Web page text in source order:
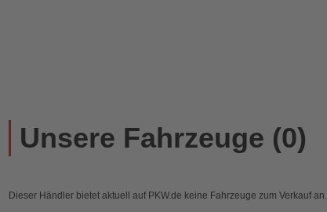
Unsere Fahrzeuge (0)
Dieser Händler bietet aktuell auf PKW.de keine Fahrzeuge zum Verkauf an.